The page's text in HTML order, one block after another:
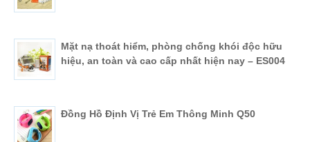
Mặt nạ thoát hiểm, phòng chống khói độc hữu
hiệu, an toàn và cao cấp nhất hiện nay – ES004
Đồng Hồ Định Vị Trẻ Em Thông Minh Q50